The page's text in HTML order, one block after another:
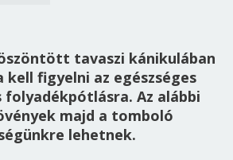
tavaszi kánikulában
kell figyelni az egészséges
folyadékpótlásra. Az alábbi
majd a tomboló
lehetnek.